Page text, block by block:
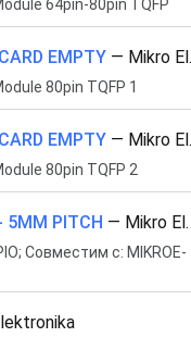
64pin-80pin TQFP
EMPTY — Mikro Elektronika
80pin TQFP 1
EMPTY — Mikro Elektronika
80pin TQFP 2
5MM PITCH — Mikro Elektronika
Совместим с: MIKROE-